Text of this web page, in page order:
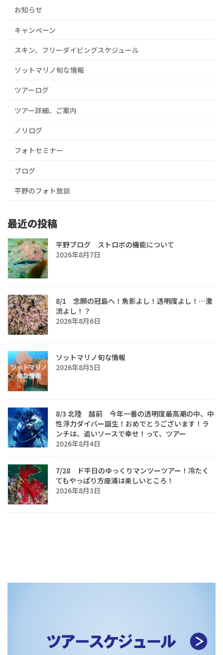
お知らせ
キャンぺーン
スキン、フリーダイビングスケジュール
ソットマリノ旬な情報
ツアーログ
ツアー詳細、ご案内
ノリログ
フォトセミナー
ブログ
平野のフォト放談
最近の投稿
平野ブログ ストロボの機能について
2026年8月7日
8/1 念願の冠島へ！魚影よし！透明度よし！…激
流よし！？
2026年8月6日
ソットマリノ旬な情報
2026年8月5日
8/3 北陸 越前 今年一番の透明度最高潮の中、中
性浮力ダイバー誕生！おめでとうございます！ラ
ンチは、追いソースで幸せ！って、ツアー
2026年8月4日
7/28 ド平日のゆっくりマンツーツアー！冷たく
てもやっぱり方座浦は楽しいところ！
2026年8月3日